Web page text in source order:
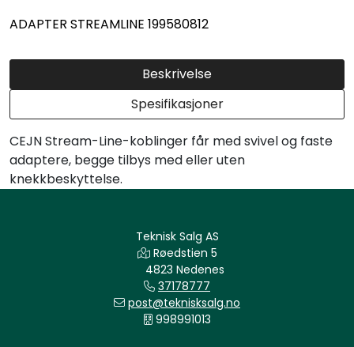
ADAPTER STREAMLINE 199580812
Beskrivelse
Spesifikasjoner
CEJN Stream-Line-koblinger får med svivel og faste
adaptere, begge tilbys med eller uten
knekkbeskyttelse.
Teknisk Salg AS
Røedstien 5
4823 Nedenes
37178777
post@teknisksalg.no
998991013